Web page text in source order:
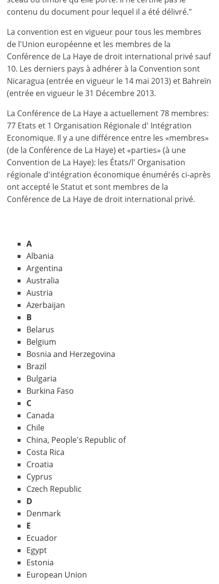
contenu du document pour lequel il a été délivré."
La convention est en vigueur pour tous les membres
de l'Union européenne et les membres de la
Conférence de La Haye de droit international privé sauf
10. Les derniers pays à adhérer à la Convention sont
Nicaragua (entrée en vigueur le 14 mai 2013) et Bahreïn
(entrée en vigueur le 31 Décembre 2013.
La Conférence de La Haye a actuellement 78 membres:
77 Etats et 1 Organisation Régionale d' Intégration
Economique. Il y a une différence entre les «membres»
(de la Conférence de La Haye) et «parties» (à une
Convention de La Haye): les États/l' Organisation
régionale d'intégration économique énumérés ci-après
ont accepté le Statut et sont membres de la
Conférence de La Haye de droit international privé.
A
Albania
Argentina
Australia
Austria
Azerbaijan
B
Belarus
Belgium
Bosnia and Herzegovina
Brazil
Bulgaria
Burkina Faso
C
Canada
Chile
China, People's Republic of
Costa Rica
Croatia
Cyprus
Czech Republic
D
Denmark
E
Ecuador
Egypt
Estonia
European Union